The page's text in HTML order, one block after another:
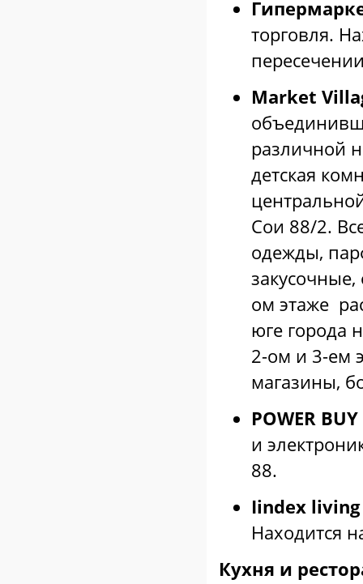
торговля.
Market
различной
детская
Сои 88/2.
одежды,
ом этаже
юге города
2-ом и 3-ем
магазины,
POWER BUY
и
88.
Iindex
Находится
Кухня и